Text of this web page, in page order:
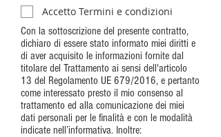
Accetto Termini e condizioni
Con la sottoscrizione del presente contratto,
dichiaro di essere stato informato miei diritti e
di aver acquisito le informazioni fornite dal
titolare del Trattamento ai sensi dell'articolo
13 del Regolamento UE 679/2016, e pertanto
come interessato presto il mio consenso al
trattamento ed alla comunicazione dei miei
dati personali per le finalità e con le modalità
indicate nell’informativa. Inoltre: